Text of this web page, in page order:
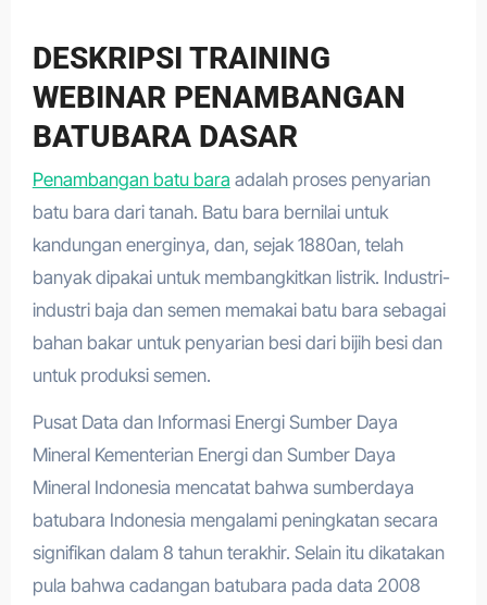
DESKRIPSI TRAINING
WEBINAR PENAMBANGAN
BATUBARA DASAR
Penambangan batu bara adalah proses penyarian
batu bara dari tanah. Batu bara bernilai untuk
kandungan energinya, dan, sejak 1880an, telah
banyak dipakai untuk membangkitkan listrik. Industri-
industri baja dan semen memakai batu bara sebagai
bahan bakar untuk penyarian besi dari bijih besi dan
untuk produksi semen.
Pusat Data dan Informasi Energi Sumber Daya
Mineral Kementerian Energi dan Sumber Daya
Mineral Indonesia mencatat bahwa sumberdaya
batubara Indonesia mengalami peningkatan secara
signifikan dalam 8 tahun terakhir. Selain itu dikatakan
pula bahwa cadangan batubara pada data 2008